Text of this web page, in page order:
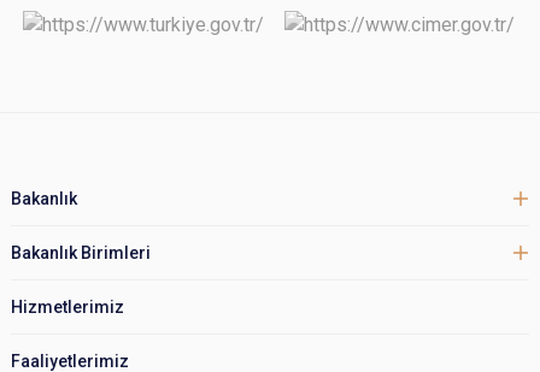
Bakanlık
Bakanlık Birimleri
Hizmetlerimiz
Faaliyetlerimiz